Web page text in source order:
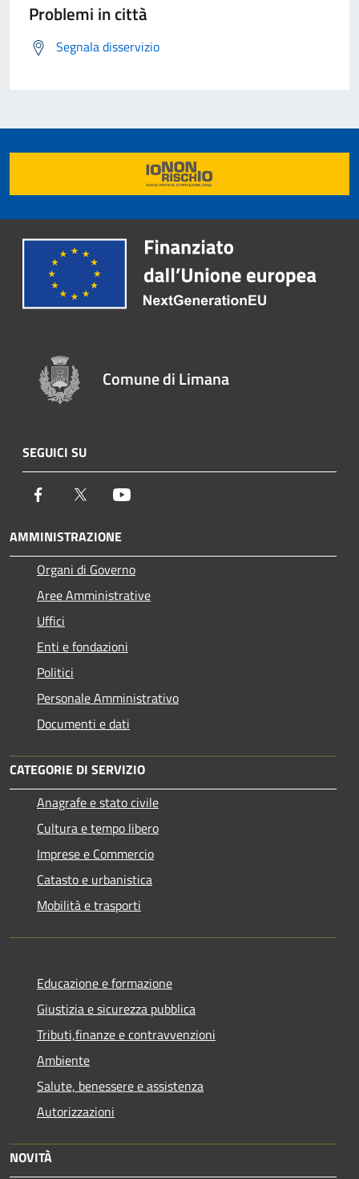
Problemi in città
Segnala disservizio
Comune di Limana
SEGUICI SU
Facebook Twitter
AMMINISTRAZIONE
Organi di Governo
Aree Amministrative
Uffici
Enti e fondazioni
Politici
Personale Amministrativo
Documenti e dati
CATEGORIE DI SERVIZIO
Anagrafe e stato civile
Cultura e tempo libero
Imprese e Commercio
Catasto e urbanistica
Mobilità e trasporti
Educazione e formazione
Giustizia e sicurezza pubblica
Tributi,finanze e contravvenzioni
Ambiente
Salute, benessere e assistenza
Autorizzazioni
NOVITÀ